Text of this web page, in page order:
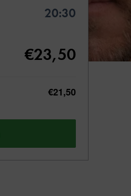
20:30
€23,50
€21,50